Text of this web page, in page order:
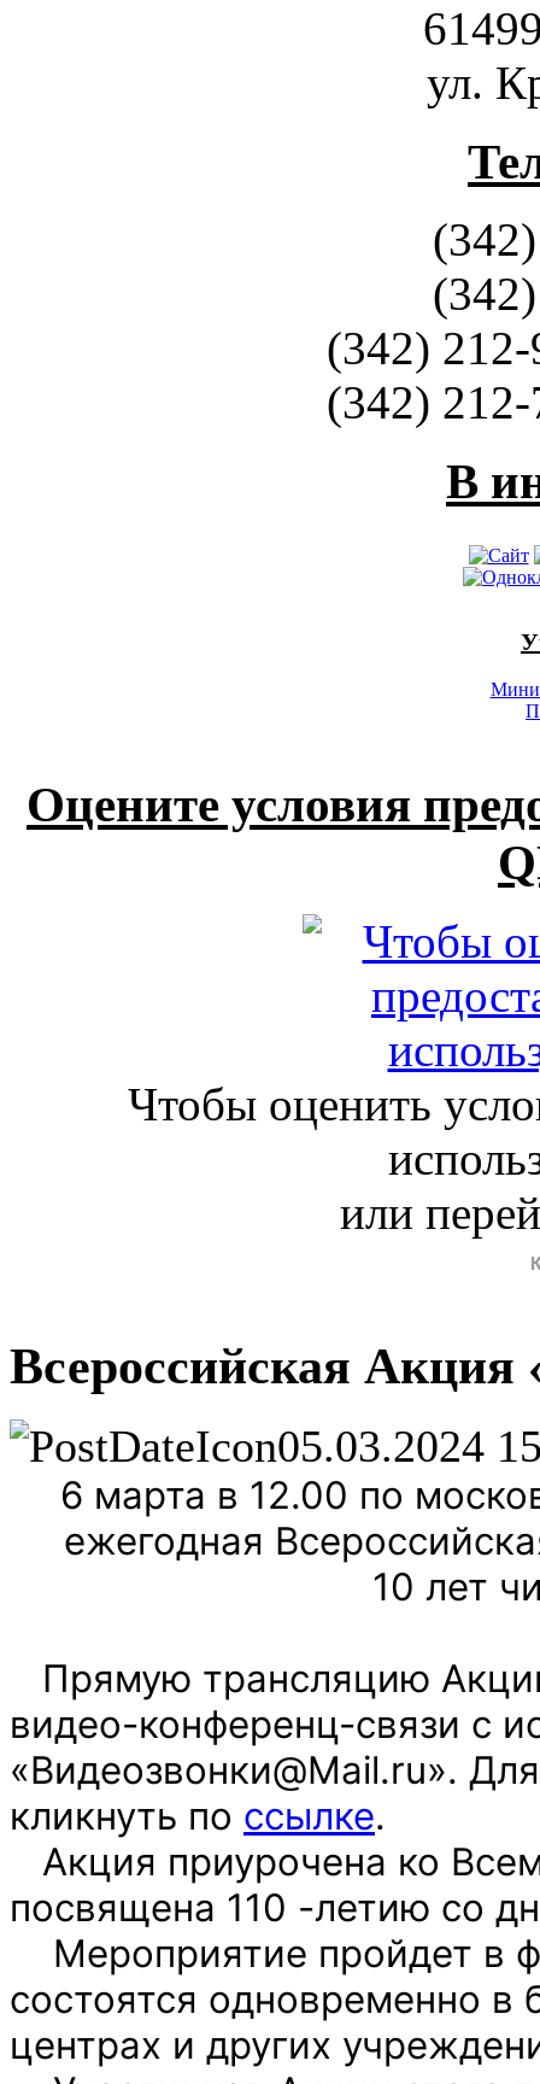
ул.
(342)
(342)
В
Оцените условия
Чтобы оценить
или
Всероссийская Акция
05.03.2024
6 марта в 12.00 по
ежегодная
10 лет
Прямую трансляцию
видео-конференц-связи с
«Видеозвонки@Mail.ru».
кликнуть по ссылке.
Акция приурочена ко
посвящена 110 -летию со
Мероприятие пройдет в
состоятся одновременно
центрах и других